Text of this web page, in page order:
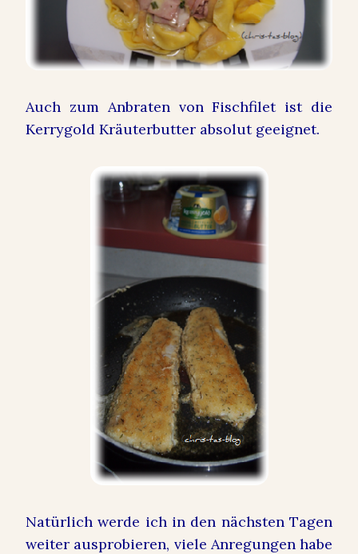
Auch zum Anbraten von Fischfilet ist die
Kerrygold Kräuterbutter absolut geeignet.
Natürlich werde ich in den nächsten Tagen
weiter ausprobieren, viele Anregungen habe